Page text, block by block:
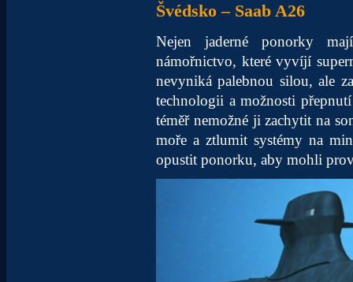
Švédsko – Saab A26
Nejen jaderné ponorky
námořnictvo, které vyvíjí
nevyniká palebnou silou, ale
technologii a možnosti
téměř nemožné ji zachytit na
moře a ztlumit systémy na
opustit ponorku, aby mohli